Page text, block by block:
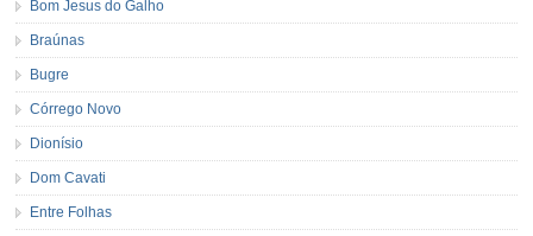
Bom Jesus do Galho
Braúnas
Bugre
Córrego Novo
Dionísio
Dom Cavati
Entre Folhas